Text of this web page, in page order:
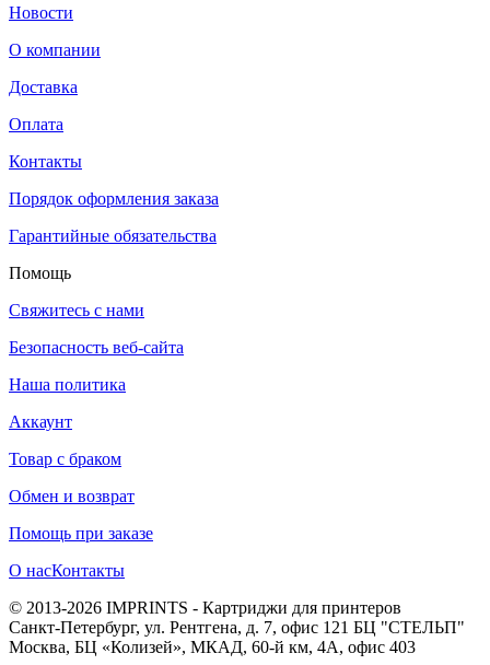
Новости
О компании
Доставка
Оплата
Контакты
Порядок оформления заказа
Гарантийные обязательства
Помощь
Свяжитесь с нами
Безопасность веб-сайта
Наша политика
Аккаунт
Товар с браком
Обмен и возврат
Помощь при заказе
О насКонтакты
© 2013-2026 IMPRINTS - Картриджи для принтеров
Санкт-Петербург, ул. Рентгена, д. 7, офис 121 БЦ "СТЕЛЬП"
Москва, БЦ «Колизей», МКАД, 60-й км, 4А, офис 403